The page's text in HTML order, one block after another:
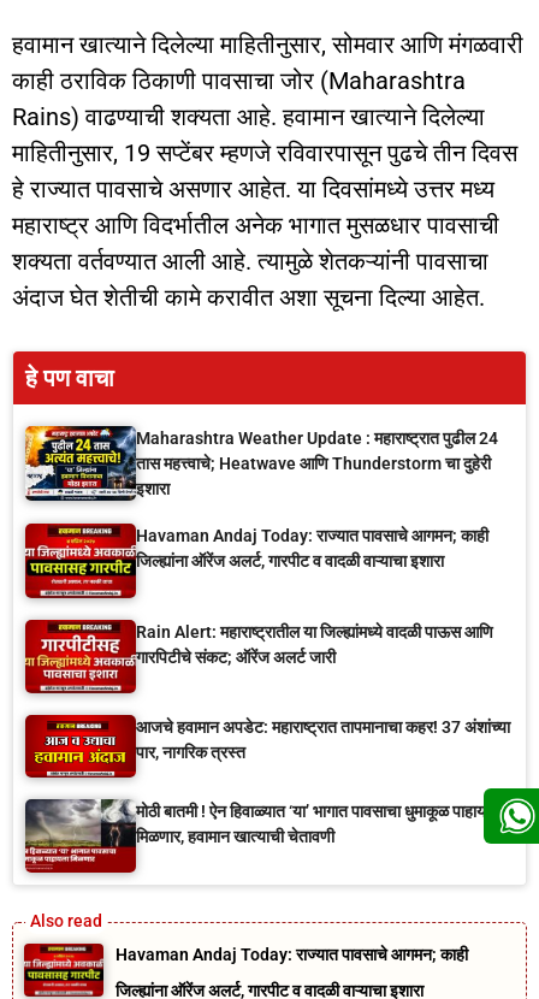
हवामान खात्याने दिलेल्या माहितीनुसार, सोमवार आणि मंगळवारी
काही ठराविक ठिकाणी पावसाचा जोर (Maharashtra
Rains) वाढण्याची शक्यता आहे. हवामान खात्याने दिलेल्या
माहितीनुसार, 19 सप्टेंबर म्हणजे रविवारपासून पुढचे तीन दिवस
हे राज्यात पावसाचे असणार आहेत. या दिवसांमध्ये उत्तर मध्य
महाराष्ट्र आणि विदर्भातील अनेक भागात मुसळधार पावसाची
शक्यता वर्तवण्यात आली आहे. त्यामुळे शेतकऱ्यांनी पावसाचा
अंदाज घेत शेतीची कामे करावीत अशा सूचना दिल्या आहेत.
हे पण वाचा
Maharashtra Weather Update : महाराष्ट्रात पुढील 24
तास महत्त्वाचे; Heatwave आणि Thunderstorm चा दुहेरी
इशारा
Havaman Andaj Today: राज्यात पावसाचे आगमन; काही
जिल्ह्यांना ऑरेंज अलर्ट, गारपीट व वादळी वाऱ्याचा इशारा
Rain Alert: महाराष्ट्रातील या जिल्ह्यांमध्ये वादळी पाऊस आणि
गारपिटीचे संकट; ऑरेंज अलर्ट जारी
आजचे हवामान अपडेट: महाराष्ट्रात तापमानाचा कहर! 37 अंशांच्या
पार, नागरिक त्रस्त
मोठी बातमी ! ऐन हिवाळ्यात ‘या’ भागात पावसाचा धुमाकूळ पाहायला
मिळणार, हवामान खात्याची चेतावणी
Havaman Andaj Today: राज्यात पावसाचे आगमन; काही
जिल्ह्यांना ऑरेंज अलर्ट, गारपीट व वादळी वाऱ्याचा इशारा